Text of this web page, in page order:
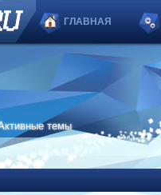
ГЛАВНАЯ
темы